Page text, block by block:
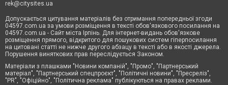
rek@citysites.ua
Допускається цитування матеріалів без отримання попередньої згоди
04597.com.ua за умови розміщення в тексті обов'язкового посилання на
04597.com.ua - Сайт міста Ірпінь. Для інтернет-видань обов'язкове
розміщення прямого, відкритого для пошукових систем гіперпосилання
на цитовані статті не нижче другого абзацу в тексті або в якості джерела.
Порушення виняткових прав переслідується Законом.
Матеріали з плашками "Новини компаній", "Промо", "Партнерський
матеріал", "Партнерський спецпроєкт", "Політичні новини", "Пресреліз",
"PR", "Офіційно", "Політична реклама" публікуються на правах реклами.